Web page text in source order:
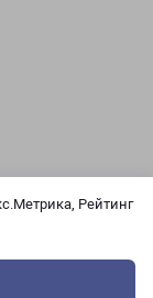
Рейтинг